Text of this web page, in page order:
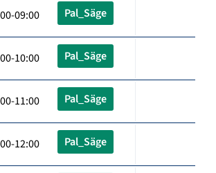
09:00 Pal_Säge
10:00 Pal_Säge
11:00 Pal_Säge
12:00 Pal_Säge